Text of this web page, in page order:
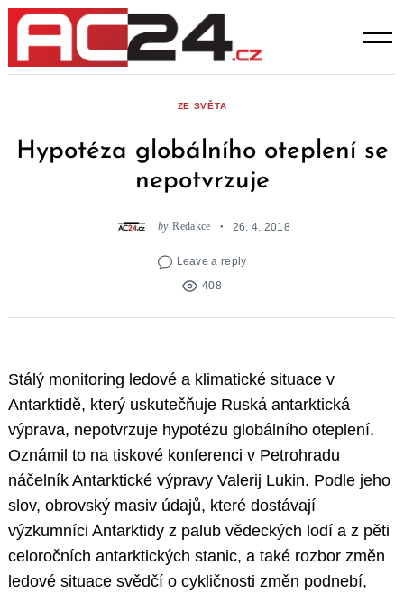
Skip
content
ZE SVĚTA
Hypotéza globálního oteplení se
nepotvrzuje
by Redakce 26. 4. 2018
Leave a reply
408
Stálý monitoring ledové a klimatické situace v
Antarktidě, který uskutečňuje Ruská antarktická
výprava, nepotvrzuje hypotézu globálního oteplení.
Oznámil to na tiskové konferenci v Petrohradu
náčelník Antarktické výpravy Valerij Lukin. Podle jeho
slov, obrovský masiv údajů, které dostávají
výzkumníci Antarktidy z palub vědeckých lodí a z pěti
celoročních antarktických stanic, a také rozbor změn
ledové situace svědčí o cykličnosti změn podnebí,